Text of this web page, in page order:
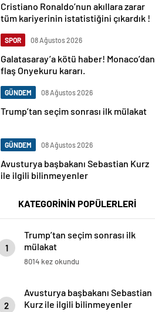
Cristiano Ronaldo’nun akıllara zarar
tüm kariyerinin istatistiğini çıkardık !
SPOR 08 Ağustos 2026
Galatasaray’a kötü haber! Monaco’dan
flaş Onyekuru kararı.
GÜNDEM 08 Ağustos 2026
Trump’tan seçim sonrası ilk mülakat
GÜNDEM 08 Ağustos 2026
Avusturya başbakanı Sebastian Kurz
ile ilgili bilinmeyenler
KATEGORİNİN POPÜLERLERİ
1
Trump’tan seçim sonrası ilk
mülakat
8014 kez okundu
2
Avusturya başbakanı Sebastian
Kurz ile ilgili bilinmeyenler